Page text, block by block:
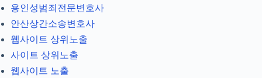
용인성범죄전문변호사
안산상간소송변호사
웹사이트 상위노출
사이트 상위노출
웹사이트 노출